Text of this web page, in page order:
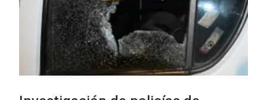
Inauguran Destacamento de la
Republicana en Durazno
31-07-2026